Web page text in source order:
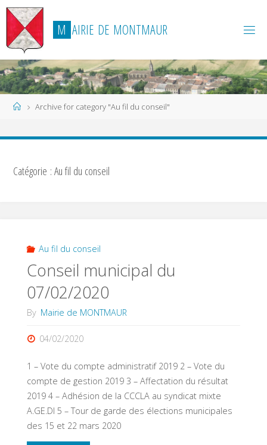
Skip
content
M AIRIE DE MONTMAUR
HomeArchive for category "Au fil du conseil"
Catégorie :Au fil du conseil
Au fil du conseil
Conseil municipal du
07/02/2020
By Mairie de MONTMAUR
04/02/2020
1 – Vote du compte administratif 2019 2 – Vote du
compte de gestion 2019 3 – Affectation du résultat
2019 4 – Adhésion de la CCCLA au syndicat mixte
A.GE.DI 5 – Tour de garde des élections municipales
des 15 et 22 mars 2020